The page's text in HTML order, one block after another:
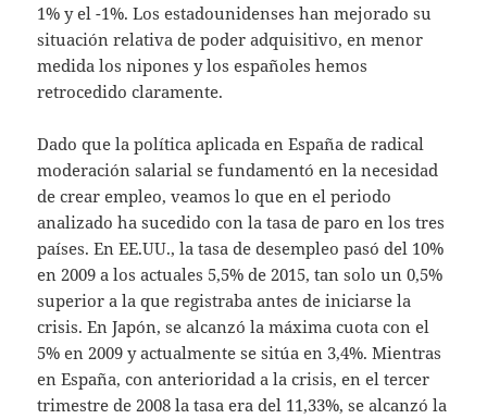
1% y el -1%. Los estadounidenses han mejorado su
situación relativa de poder adquisitivo, en menor
medida los nipones y los españoles hemos
retrocedido claramente.
Dado que la política aplicada en España de radical
moderación salarial se fundamentó en la necesidad
de crear empleo, veamos lo que en el periodo
analizado ha sucedido con la tasa de paro en los tres
países. En EE.UU., la tasa de desempleo pasó del 10%
en 2009 a los actuales 5,5% de 2015, tan solo un 0,5%
superior a la que registraba antes de iniciarse la
crisis. En Japón, se alcanzó la máxima cuota con el
5% en 2009 y actualmente se sitúa en 3,4%. Mientras
en España, con anterioridad a la crisis, en el tercer
trimestre de 2008 la tasa era del 11,33%, se alcanzó la